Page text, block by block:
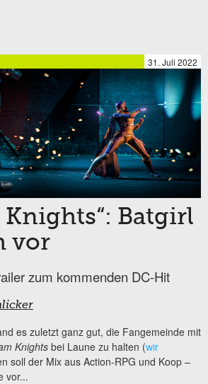
31. Juli 2022
Knights“: Batgirl
vor
zum kommenden DC-Hit
es zuletzt ganz gut, die Fangemeinde mit
Knightsbei Laune zu halten (wir
soll der Mix aus Action-RPG und Koop –
vor...